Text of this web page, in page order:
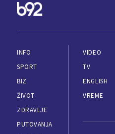
INFO
SPORT
BIZ
ŽIVOT
ZDRAVLJE
PUTOVANJA
VIDEO
TV
ENGLISH
VREME